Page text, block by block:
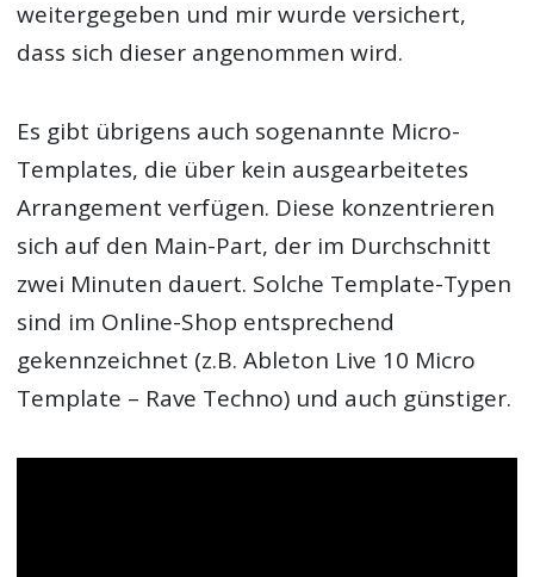
weitergegeben und mir wurde versichert,
dass sich dieser angenommen wird.
Es gibt übrigens auch sogenannte Micro-
Templates, die über kein ausgearbeitetes
Arrangement verfügen. Diese konzentrieren
sich auf den Main-Part, der im Durchschnitt
zwei Minuten dauert. Solche Template-Typen
sind im Online-Shop entsprechend
gekennzeichnet (z.B. Ableton Live 10 Micro
Template – Rave Techno) und auch günstiger.